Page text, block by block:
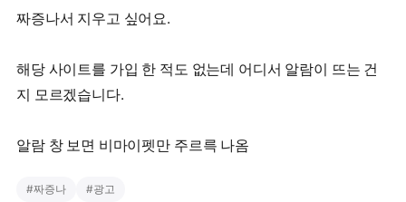
짜증나서 지우고 싶어요.
해당 사이트를 가입 한 적도 없는데 어디서 알람이 뜨는 건
지 모르겠습니다.
알람 창 보면 비마이펫만 주르륵 나옴
#짜증나 #광고